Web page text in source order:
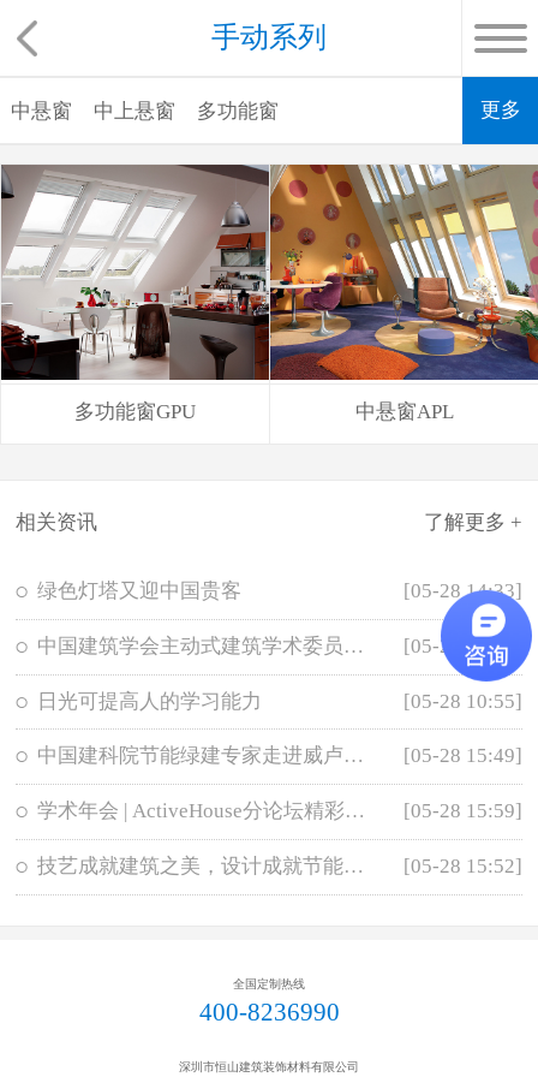
手动系列
中悬窗 中上悬窗 多功能窗 更多
多功能窗GPU 中悬窗APL
相关资讯 了解更多 +
绿色灯塔又迎中国贵客 [05-28 14:33]
中国建筑学会主动式建筑学术委员会成立 [05-28 16:08]
日光可提高人的学习能力 [05-28 10:55]
中国建科院节能绿建专家走进威卢克斯 [05-28 15:49]
学术年会 | ActiveHouse分论坛精彩回放 [05-28 15:59]
技艺成就建筑之美，设计成就节能之效 [05-28 15:52]
全国定制热线
400-8236990
深圳市恒山建筑装饰材料有限公司